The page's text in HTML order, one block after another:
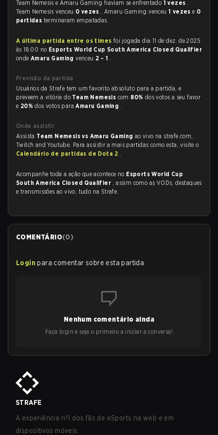
Team Nemesis e Amaru Gaming haviam se enfrentado 1 vezes .
Team Nemesis venceu 0 vezes , Amaru Gaming venceu1 vezese 0
partidas terminaram empatadas.
A última partida entre os times foi jogada dia 11 de dez. de 2025
às 18:00 no Esports World Cup South America Closed Qualifier
onde Amaru Gamingvenceu 2 - 1 .
Previsão da partida
Usuários da Strafe tem um favorito absoluto para a partida, e
preveem a vitória do Team Nemesis com 80% dos votos a seu favor
e 20%dos votos paraAmaru Gaming .
Onde assistir
Assista Team Nemesis vs Amaru Gaming ao vivo na strafe.com,
Twitch and Youtube. Para assistir a mais partidas como esta, visite o
Calendário de partidas de Dota 2 .
Acompanhe toda a ação que acontece no Esports World Cup
South America Closed Qualifier , assim como as VODs, destaques
e transmissões ao vivo, tudo na Strafe.
COMENTÁRIO(0)
Login para comentar sobre esta partida
Nenhum comentário ainda
Faça login e seja o primeiro a iniciar a conversa!
STRAFE
A experiência nº1 dos fãs de eSports na web e em
dispositivos móveis.